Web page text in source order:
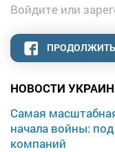
НОВОСТИ
Самая
начала войны:
компаний
Войдите или
ПРОДОЛЖИТЬ